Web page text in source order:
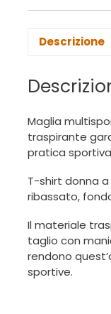
Descrizione
Maglia
traspirante
pratica
T-shirt donna
ribassato,
Il materiale
taglio con
rendono
sportive.